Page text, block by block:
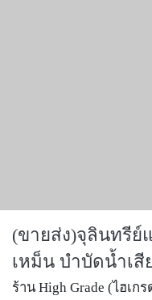
(ขายส่ง)จุลินทรีย์
เหม็น บำบัดนํ้าเสี
ร้าน High Grade (ไฮเก